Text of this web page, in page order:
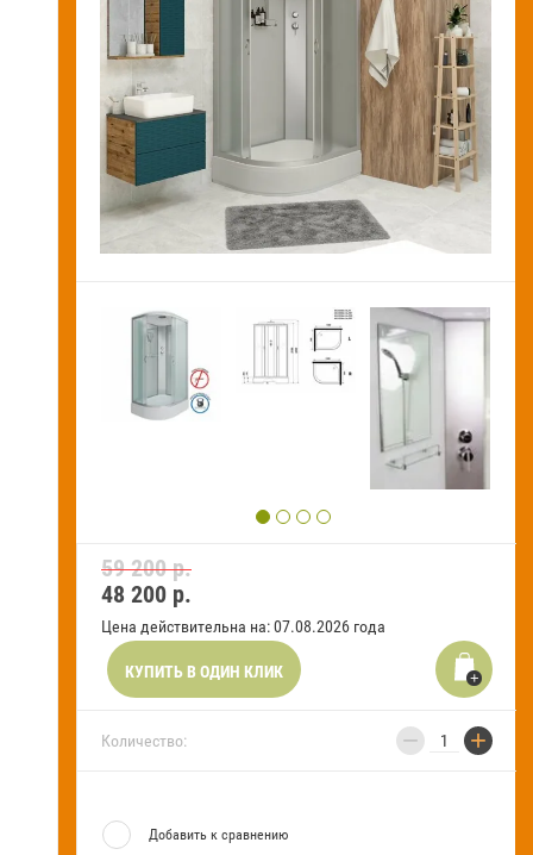
Новости и акции
Оставить заявку на звонок
Оплата
получение
Сервисное
обслуживание
Блог
59 200 р.
48 200 р.
Цена действительна на: 07.08.2026 года
КУПИТЬ В ОДИН КЛИК
Количество: − +
Добавить к сравнению